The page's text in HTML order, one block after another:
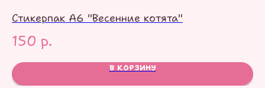
Стикерпак А6 "Весенние котята"
150 р.
В КОРЗИНУ